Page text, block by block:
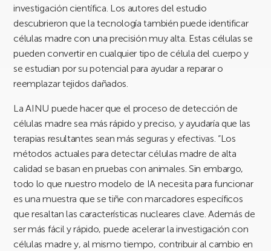
investigación científica. Los autores del estudio
descubrieron que la tecnología también puede identificar
células madre con una precisión muy alta. Estas células se
pueden convertir en cualquier tipo de célula del cuerpo y
se estudian por su potencial para ayudar a reparar o
reemplazar tejidos dañados.
La AINU puede hacer que el proceso de detección de
células madre sea más rápido y preciso, y ayudaría que las
terapias resultantes sean más seguras y efectivas. “Los
métodos actuales para detectar células madre de alta
calidad se basan en pruebas con animales. Sin embargo,
todo lo que nuestro modelo de IA necesita para funcionar
es una muestra que se tiñe con marcadores específicos
que resaltan las características nucleares clave. Además de
ser más fácil y rápido, puede acelerar la investigación con
células madre y, al mismo tiempo, contribuir al cambio en